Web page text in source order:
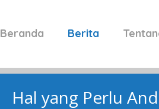
Beranda Berita
Hal yang Perlu